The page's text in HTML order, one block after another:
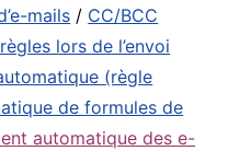
mails / CC/BCC
lors de l’envoi
(règle
de formules de
automatique des e-